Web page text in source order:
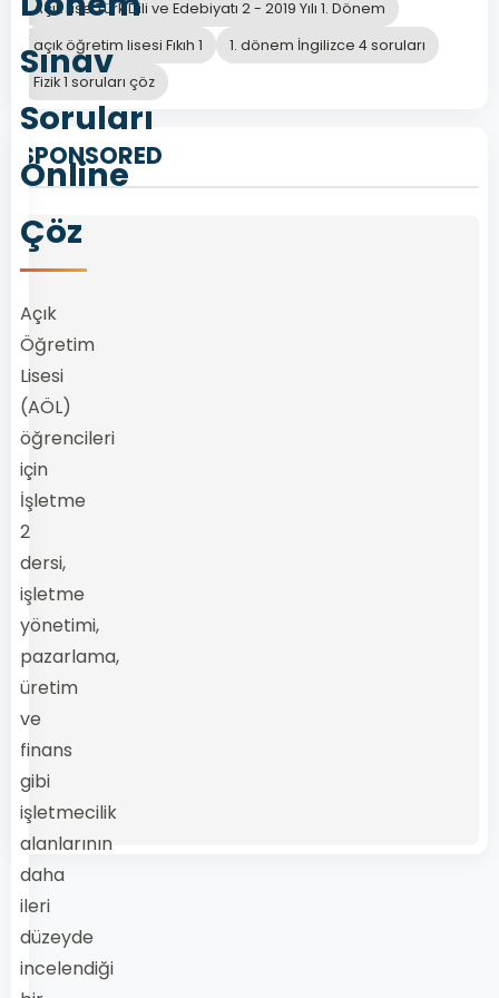
Sınav
Soruları
Online
Çöz
Açık
Öğretim
Lisesi
(AÖL)
öğrencileri
için
İşletme
2
dersi,
işletme
yönetimi,
pazarlama,
üretim
ve
finans
gibi
işletmecilik
alanlarının
daha
ileri
düzeyde
incelendiği
Açık Lise Türk Dili ve Edebiyatı 2 - 2019 Yılı 1. Dönem
açık öğretim lisesi Fıkıh 1
1. dönem İngilizce 4 soruları
Fizik 1 soruları çöz
SPONSORED